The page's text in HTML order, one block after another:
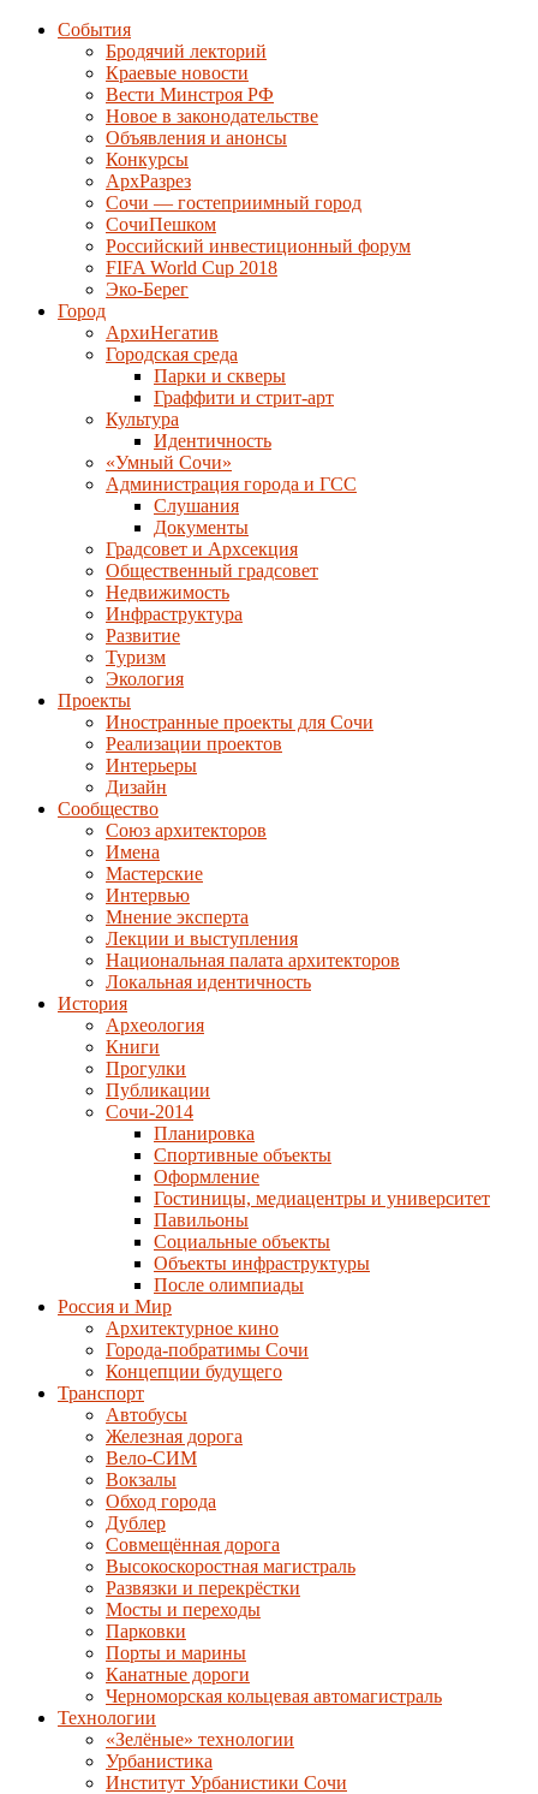
События
Бродячий лекторий
Краевые новости
Вести Минстроя РФ
Новое в законодательстве
Объявления и анонсы
Конкурсы
АрхРазрез
Сочи — гостеприимный город
СочиПешком
Российский инвестиционный форум
FIFA World Cup 2018
Эко-Берег
Город
АрхиНегатив
Городская среда
Парки и скверы
Граффити и стрит-арт
Культура
Идентичность
«Умный Сочи»
Администрация города и ГСС
Слушания
Документы
Градсовет и Архсекция
Общественный градсовет
Недвижимость
Инфраструктура
Развитие
Туризм
Экология
Проекты
Иностранные проекты для Сочи
Реализации проектов
Интерьеры
Дизайн
Сообщество
Союз архитекторов
Имена
Мастерские
Интервью
Мнение эксперта
Лекции и выступления
Национальная палата архитекторов
Локальная идентичность
История
Археология
Книги
Прогулки
Публикации
Сочи-2014
Планировка
Спортивные объекты
Оформление
Гостиницы, медиацентры и университет
Павильоны
Социальные объекты
Объекты инфраструктуры
После олимпиады
Россия и Мир
Архитектурное кино
Города-побратимы Сочи
Концепции будущего
Транспорт
Автобусы
Железная дорога
Вело-СИМ
Вокзалы
Обход города
Дублер
Совмещённая дорога
Высокоскоростная магистраль
Развязки и перекрёстки
Мосты и переходы
Парковки
Порты и марины
Канатные дороги
Черноморская кольцевая автомагистраль
Технологии
«Зелёные» технологии
Урбанистика
Институт Урбанистики Сочи